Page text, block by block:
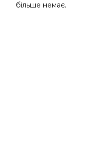
більше немає.
Виробництво